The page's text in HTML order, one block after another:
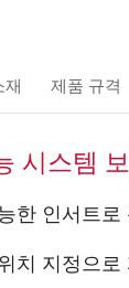
재 제품 규격
시스템
한 인서트
치 지정으